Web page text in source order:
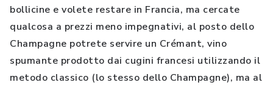
bollicine e volete restare in Francia, ma cercate
qualcosa a prezzi meno impegnativi, al posto dello
Champagne potrete servire un Crémant, vino
spumante prodotto dai cugini francesi utilizzando il
metodo classico (lo stesso dello Champagne), ma al